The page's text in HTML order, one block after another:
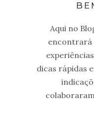
Aqui no
encontrará
dicas rápidas